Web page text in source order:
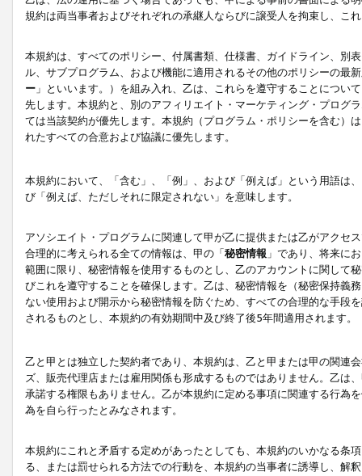
規約は両当事者およびそれぞれの承継人ならびに譲受人を拘束し、こ
本規約は、すべてのポリシー、付属書類、仕様書、ガイドライン、別
ル、サブプログラム、および機能に適用されるその他のポリシーの最
ー 」といいます。）を組み入れ、乙は、これらを遵守することにつ
先します。本規約と、別のアフィリエイト・マーケティング・プログ
ては当該契約が優先します。本規約（プログラム・ポリシーを含む）
れたすべての合意および協議に優先します。
本規約において、「含む」、「例」、および「例えば」という用語は
び「例えば、ただしそれに限定されない」を意味します。
アソシエイト・プログラムに関連して甲が乙に提供または乙がアクセ
合理的に考えられる全ての情報は、甲の「秘密情報 」であり、将来に
範囲に限り、秘密情報を使用するものとし、乙のアカウントに関して
びこれを遵守することを確保します。乙は、秘密情報を（秘密保持義
ない使用および開示から秘密情報を防ぐため、すべての合理的な手段
されるものとし、本規約の有効期間中及び終了後5年間適用されます。
乙と甲とは独立した契約者であり、本規約は、乙と甲または甲の関連
ズ、販売代理店または雇用関係も形成するものではありません。乙は
承諾する権限もありません。乙が本規約に定める事項に関連する行為
為を自ら行ったとみなされます。
本規約にこれと矛盾する定めがあったとしても、本規約のいかなる条
る、または罰せられる方法での行動を、本規約の当事者に誘導し、解